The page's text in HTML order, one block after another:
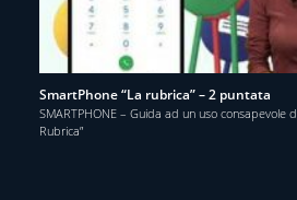
SmartPhone “La rubrica” – 2 puntata
SMARTPHONE – Guida ad un uso consapevole
Rubrica”